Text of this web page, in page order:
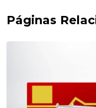
Páginas